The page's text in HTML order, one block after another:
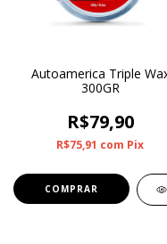
Autoamerica Triple
300GR
R$79,90
R$75,91 com Pix